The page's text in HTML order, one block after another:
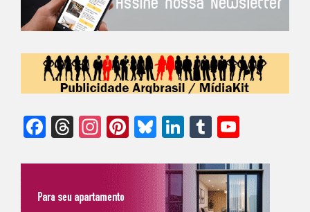
Facebook
Threads
Instagram
Pinterest
Bluesky
LinkedIn
Tumblr